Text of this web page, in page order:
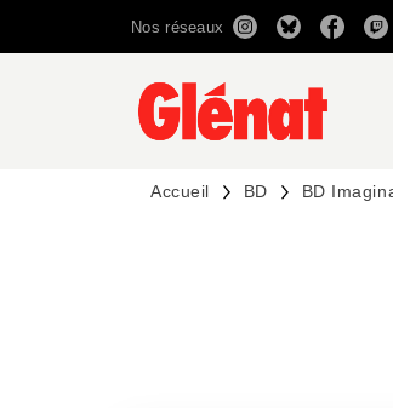
RECHERCHE
Nos réseaux
Accueil BD BD